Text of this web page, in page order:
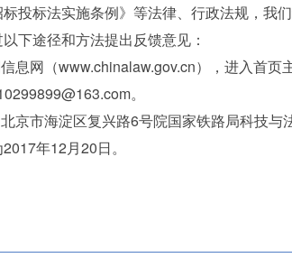
投标法实施条例》等法律、行政法规，我
下途径和方法提出反馈意见：
网（www.chinalaw.gov.cn），进入首页主
。
市海淀区复兴路6号院国家铁路局科技与
年12月20日。